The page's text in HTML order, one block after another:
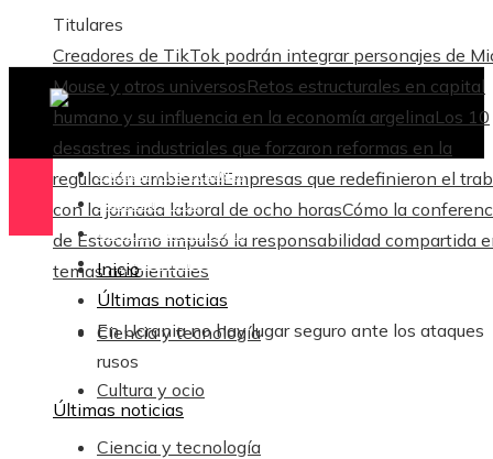
Titulares
Creadores de TikTok podrán integrar personajes de
Mouse y otros universosRetos estructurales en capital
humano y su influencia en la economía argelinaLos 10
desastres industriales que forzaron reformas en la
regulación ambientalEmpresas que redefinieron el
con la jornada laboral de ocho horasCómo la
de Estocolmo impulsó la responsabilidad compartida
temas ambientales
Ciencia y tecnología
Cultura y ocio
Ciencia y tecnología
Ciencia y tecnología
Cultura y ocio
Ciencia y tecnología
Responsabilidad Social
Inicio
Últimas noticias
En Ucrania no hay lugar seguro ante los ataques
rusos
Últimas noticias